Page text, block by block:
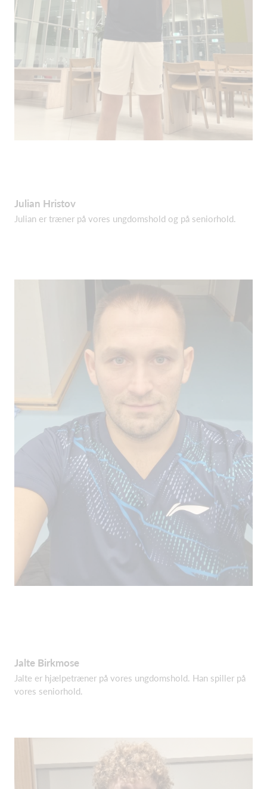
Julian Hristov
Julian er træner på vores ungdomshold og på seniorhold.
Jalte Birkmose
Jalte er hjælpetræner på vores ungdomshold. Han spiller på
vores seniorhold.